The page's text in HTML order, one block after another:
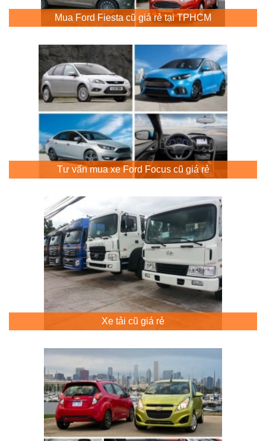
Mua Ford Fiesta cũ giá rẻ tại TPHCM
Tư vấn mua xe Ford Focus cũ giá rẻ
Xe tải cũ giá rẻ